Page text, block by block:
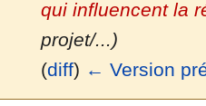
qui influencent la
projet/...)
(diff) ← Version